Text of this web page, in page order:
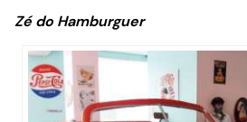
Zé do Hamburguer